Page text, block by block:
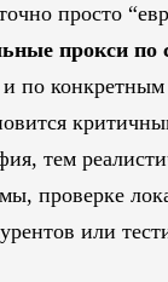
просто
прокси по
и по
тем
проверке
или